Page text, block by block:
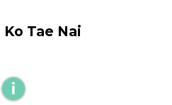
Tae Nai